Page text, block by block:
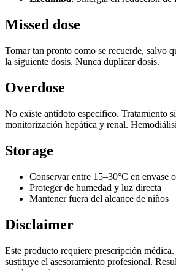
Missed dose
Tomar tan pronto como se recuerde, salvo
la siguiente dosis. Nunca duplicar dosis.
Overdose
No existe antídoto específico. Tratamiento
monitorización hepática y renal.
Storage
Conservar entre 15–30°C en envase
Proteger de humedad y luz directa
Mantener fuera del alcance de niños
Disclaimer
Este producto requiere prescripción
sustituye el asesoramiento profesional.